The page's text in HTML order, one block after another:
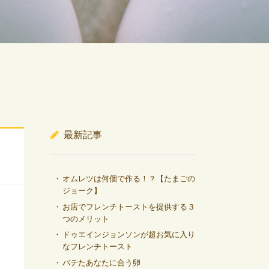
最新記事
オムレツは何個で作る！？【たまごの
ジョーク】
お店でフレンチトーストを提供する３
つのメリット
ドゥエインジョンソンが超お気に入り
なフレンチトースト
バテたあなたに合う卵